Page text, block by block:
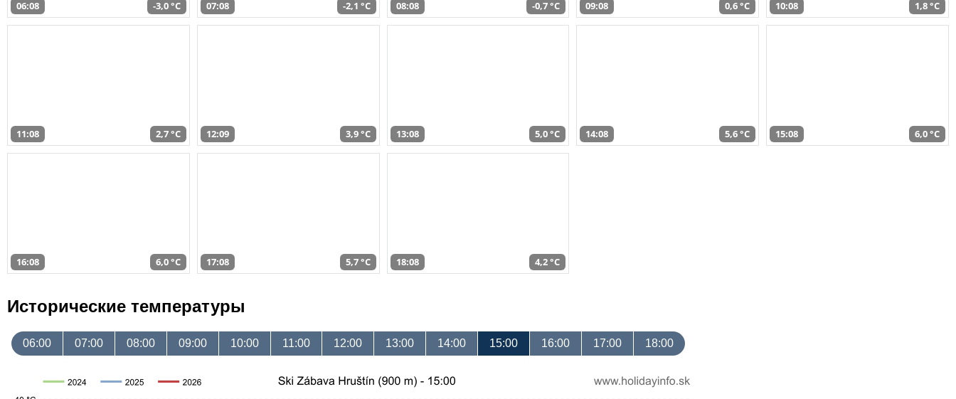
06:08 -3,0 °C 07:08 -2,1 °C 08:08 -0,7 °C 09:08 0,6 °C 10:08 1,8 °C
11:08 2,7 °C 12:09 3,9 °C 13:08 5,0 °C 14:08 5,6 °C 15:08 6,0 °C
16:08 6,0 °C 17:08 5,7 °C 18:08 4,2 °C
Исторические температуры
06:00 07:00 08:00 09:00 10:00 11:00 12:00 13:00 14:00 15:00 16:00 17:00 18:00